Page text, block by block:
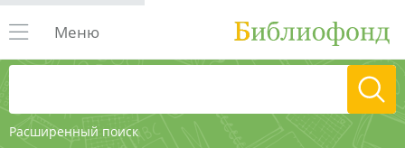
Расширенный поиск
Меню